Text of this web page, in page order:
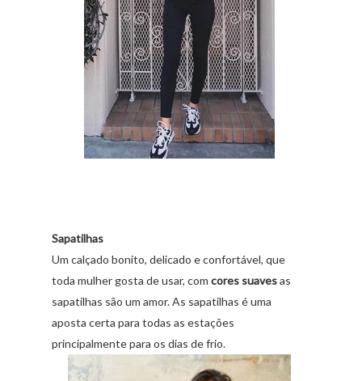
Sapatilhas
Um calçado bonito, delicado e confortável, que
toda mulher gosta de usar, com cores suavesas
sapatilhas são um amor. As sapatilhas é uma
aposta certa para todas as estações
principalmente para os dias de frio.